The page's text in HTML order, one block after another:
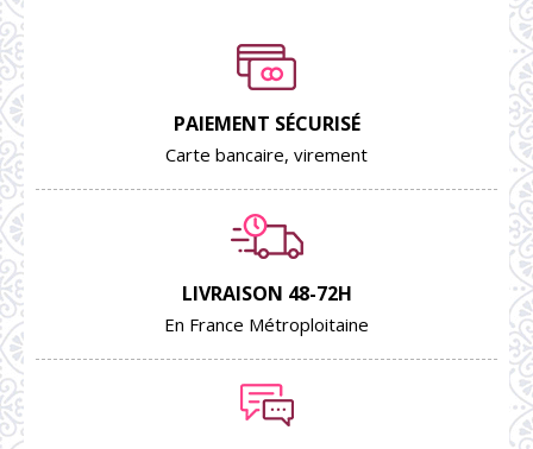
PAIEMENT SÉCURISÉ
Carte bancaire, virement
LIVRAISON 48-72H
En France Métroploitaine